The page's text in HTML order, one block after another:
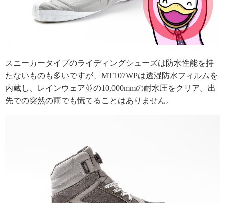
スニーカータイプのライディングシューズは防水性能を持
たないものも多いですが、MT107WPは透湿防水フィルムを
内蔵し、レインウェア並の10,000mmの耐水圧をクリア。出
先での突然の雨でも慌てることはありません。